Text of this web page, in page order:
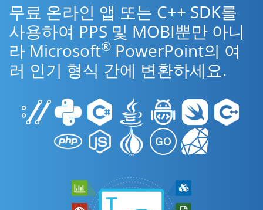
무료 온라인 앱 또는 C++ SDK를
사용하여 PPS 및 MOBI뿐만 아니
라 Microsoft® PowerPoint의 여
러 인기 형식 간에 변환하세요.